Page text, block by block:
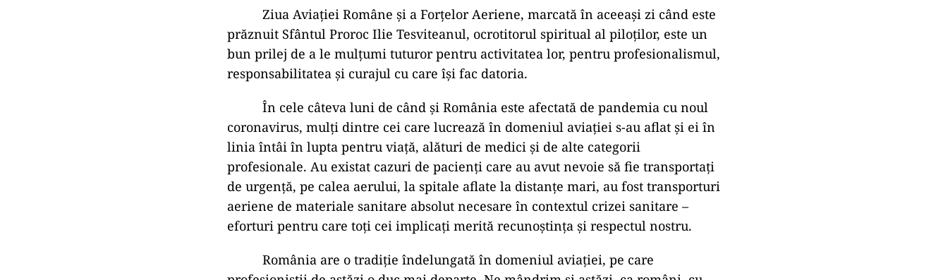
Ziua Aviației Române și a Forțelor Aeriene, marcată în aceeași zi când este
prăznuit Sfântul Proroc Ilie Tesviteanul, ocrotitorul spiritual al piloților, este un
bun prilej de a le mulțumi tuturor pentru activitatea lor, pentru profesionalismul,
responsabilitatea și curajul cu care își fac datoria.
În cele câteva luni de când și România este afectată de pandemia cu noul
coronavirus, mulți dintre cei care lucrează în domeniul aviației s-au aflat și ei în
linia întâi în lupta pentru viață, alături de medici și de alte categorii
profesionale. Au existat cazuri de pacienți care au avut nevoie să fie transportați
de urgență, pe calea aerului, la spitale aflate la distanțe mari, au fost transporturi
aeriene de materiale sanitare absolut necesare în contextul crizei sanitare –
eforturi pentru care toți cei implicați merită recunoștința și respectul nostru.
România are o tradiție îndelungată în domeniul aviației, pe care